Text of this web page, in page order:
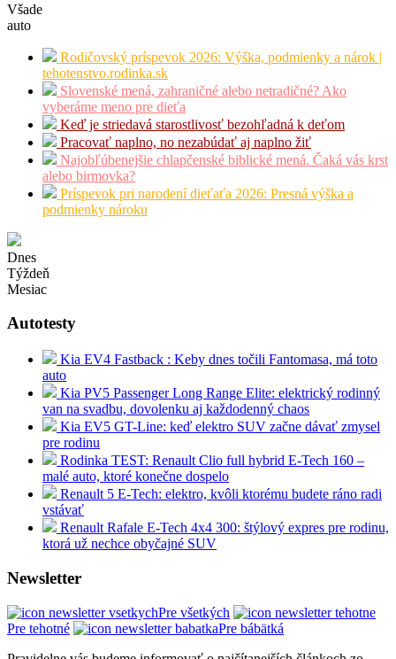
Všade
auto
Rodičovský príspevok 2026: Výška, podmienky a nárok |
tehotenstvo.rodinka.sk
Slovenské mená, zahraničné alebo netradičné? Ako
vyberáme meno pre dieťa
Keď je striedavá starostlivosť bezohľadná k deťom
Pracovať naplno, no nezabúdať aj naplno žiť
Najobľúbenejšie chlapčenské biblické mená. Čaká vás krst
alebo birmovka?
Príspevok pri narodení dieťaťa 2026: Presná výška a
podmienky nároku
Dnes
Týždeň
Mesiac
Autotesty
Kia EV4 Fastback : Keby dnes točili Fantomasa, má toto
auto
Kia PV5 Passenger Long Range Elite: elektrický rodinný
van na svadbu, dovolenku aj každodenný chaos
Kia EV5 GT-Line: keď elektro SUV začne dávať zmysel
pre rodinu
Rodinka TEST: Renault Clio full hybrid E-Tech 160 –
malé auto, ktoré konečne dospelo
Renault 5 E-Tech: elektro, kvôli ktorému budete ráno radi
vstávať
Renault Rafale E-Tech 4x4 300: štýlový expres pre rodinu,
ktorá už nechce obyčajné SUV
Newsletter
Pre všetkých
Pre tehotné
Pre bábätká